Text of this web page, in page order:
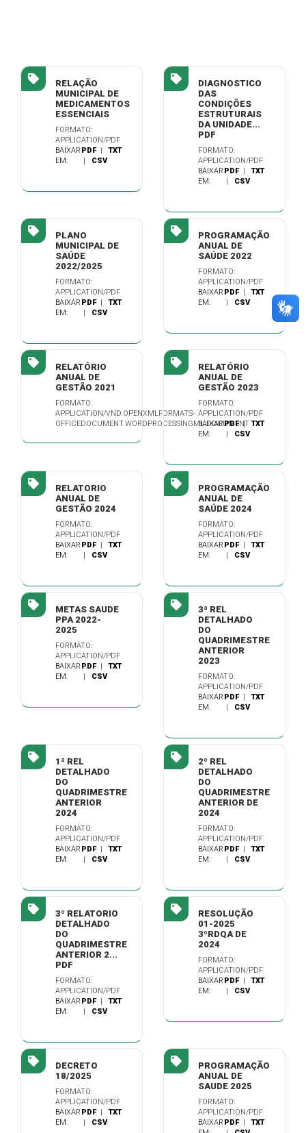
RELAÇÃO
MUNICIPAL DE
MEDICAMENTOS
ESSENCIAIS
FORMATO:
APPLICATION/PDF
BAIXAR
EM:
PDF |TXT
| CSV
DIAGNOSTICO
DAS
CONDIÇÕES
ESTRUTURAIS
DA UNIDADE...
PDF
FORMATO:
APPLICATION/PDF
BAIXAR
EM:
PDF |TXT
| CSV
PLANO
MUNICIPAL DE
SAÚDE
2022/2025
FORMATO:
APPLICATION/PDF
BAIXAR
EM:
PDF |TXT
| CSV
PROGRAMAÇÃO
ANUAL DE
SAÚDE 2022
FORMATO:
APPLICATION/PDF
BAIXAR
EM:
PDF |TXT
| CSV
RELATÓRIO
ANUAL DE
GESTÃO 2021
FORMATO:
APPLICATION/VND.OPENXMLFORMATS-
OFFICEDOCUMENT.WORDPROCESSINGML.DOCUMENT
RELATÓRIO
ANUAL DE
GESTÃO 2023
FORMATO:
APPLICATION/PDF
BAIXAR
EM:
PDF |TXT
| CSV
RELATORIO
ANUAL DE
GESTÃO 2024
FORMATO:
APPLICATION/PDF
BAIXAR
EM:
PDF |TXT
| CSV
PROGRAMAÇÃO
ANUAL DE
SAÚDE 2024
FORMATO:
APPLICATION/PDF
BAIXAR
EM:
PDF |TXT
| CSV
METAS SAUDE
PPA 2022-
2025
FORMATO:
APPLICATION/PDF
BAIXAR
EM:
PDF |TXT
| CSV
3ª REL
DETALHADO
DO
QUADRIMESTRE
ANTERIOR
2023
FORMATO:
APPLICATION/PDF
BAIXAR
EM:
PDF |TXT
| CSV
1ª REL
DETALHADO
DO
QUADRIMESTRE
ANTERIOR
2024
FORMATO:
APPLICATION/PDF
BAIXAR
EM:
PDF |TXT
| CSV
2º REL
DETALHADO
DO
QUADRIMESTRE
ANTERIOR DE
2024
FORMATO:
APPLICATION/PDF
BAIXAR
EM:
PDF |TXT
| CSV
3º RELATORIO
DETALHADO
DO
QUADRIMESTRE
ANTERIOR 2...
PDF
FORMATO:
APPLICATION/PDF
BAIXAR
EM:
PDF |TXT
| CSV
RESOLUÇÃO
01-2025
3ºRDQA DE
2024
FORMATO:
APPLICATION/PDF
BAIXAR
EM:
PDF |TXT
| CSV
DECRETO
18/2025
FORMATO:
APPLICATION/PDF
BAIXAR
EM:
PDF |TXT
| CSV
PROGRAMAÇÃO
ANUAL DE
SAUDE 2025
FORMATO:
APPLICATION/PDF
BAIXAR PDF |TXT